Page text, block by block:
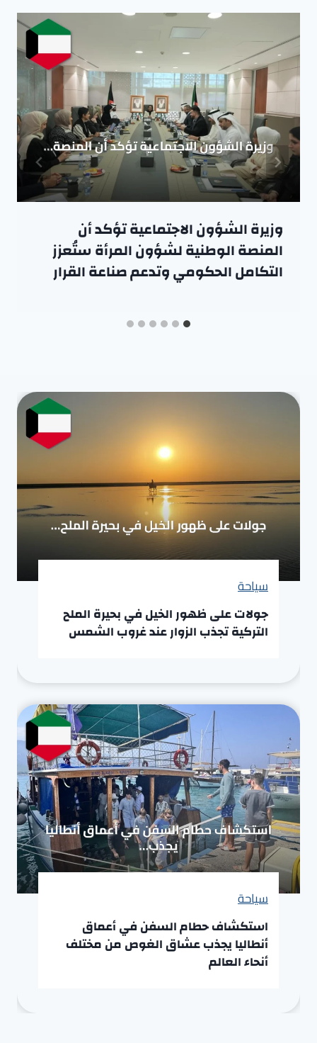
وزيرة الشؤون الاجتماعية تؤكد أن
المنصة الوطنية لشؤون المرأة ستُعزز
التكامل الحكومي وتدعم صناعة القرار
سياحة
جولات على ظهور الخيل في بحيرة الملح
التركية تجذب الزوار عند غروب الشمس
سياحة
استكشاف حطام السفن في أعماق
أنطاليا يجذب عشاق الغوص من مختلف
أنحاء العالم